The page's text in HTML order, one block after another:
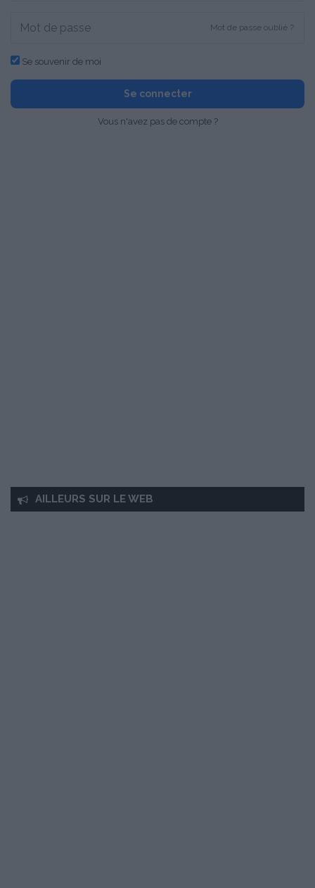
Mot de passe oublié ?
Se souvenir de moi
Se connecter
Vous n'avez pas de compte ?
AILLEURS SUR LE WEB